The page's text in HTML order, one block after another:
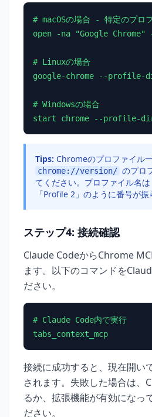
# macOSの場合 - 特定のプロ
open -na "Google
# Linuxの場合
google-chrome --profile-
# Windowsの場合
start chrome --profile-
Tips: Chromeのプロファイル
chrome://version/ のプロ
てください。プロファイル名は
「Profile 2」のように番号が振
ステップ4: 接続確認
Claude CodeからChrome
ます。以下のコマンドを
ださい。
# Claude Code内で実行
tabs_context_mcp
接続に成功すると、現在開い
されます。失敗した場合は、
るか、拡張機能が有効になっ
ださい。